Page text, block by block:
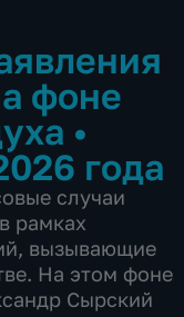
фоне
•
года
случаи
рамках
вызывающие
На этом фоне
Сырский